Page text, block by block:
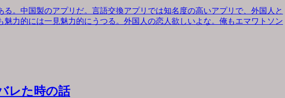
。中国製のアプリだ。言語交換アプリでは知名度の高いアプリで、外国人と
力的には一見魅力的にうつる。外国人の恋人欲しいよな。俺もエマワトソン
レた時の話